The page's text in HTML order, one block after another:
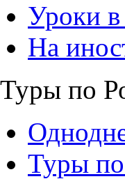
Уроки в
На
Туры по
Туры